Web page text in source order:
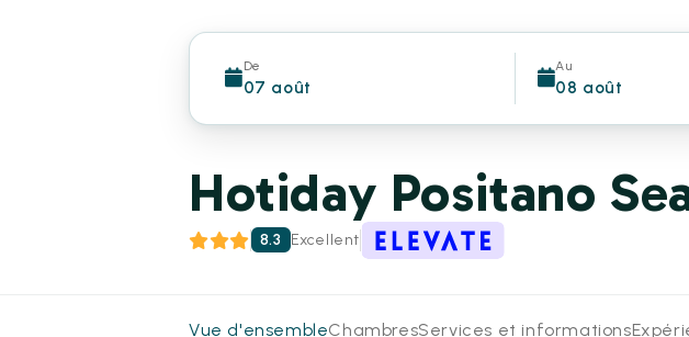
De
07 août
Au
08 août
Hotiday Positano
8.3 Excellent
Vue d'ensembleChambresServices et informations